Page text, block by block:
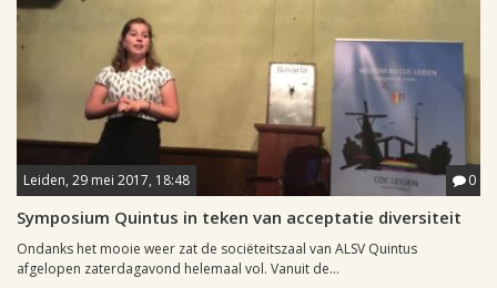
Leiden, 29 mei 2017, 18:48 0
Symposium Quintus in teken van acceptatie diversiteit
Ondanks het mooie weer zat de sociëteitszaal van ALSV Quintus
afgelopen zaterdagavond helemaal vol. Vanuit de...